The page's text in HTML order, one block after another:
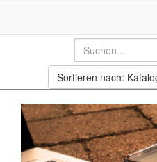
Sortieren nach: